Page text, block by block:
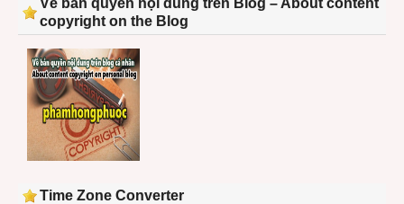
copyright on the Blog
Time Zone Converter